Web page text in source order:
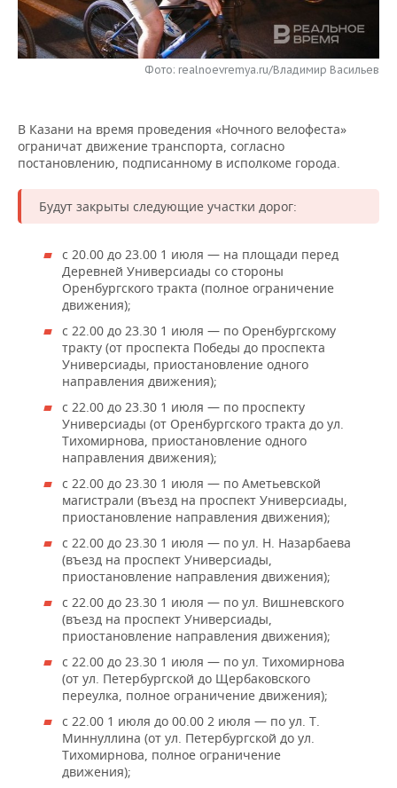
НЕФТЕХИМИЯ
НЕФТЬ
ЭНЕРГЕТИКА
РОЗНИЧНАЯ ТОРГОВЛЯ
НОВОСТИ ТЕХНОЛОГИЙ
ТЕЛЕКОММУНИКАЦИИ
МЕРОПРИЯТИЯ
НОВОСТИ МЕРОПРИЯТИЙ
БИЗНЕС-БРАНЧИ
ФУТБОЛ
ВОЛЕЙБОЛ
ФИГУРНОЕ КАТАНИЕ
ВОДНЫЕ ВИДЫ СПОРТА
ХОККЕЙ С МЯЧОМ
НОВОСТИ ОБЩЕСТВА
ИСТОРИЯ
МЕДИЦИНА
ОБРАЗОВАНИЕ
ПРОИСШЕСТВИЯ
ФОТОГАЛЕРЕЯ
СЮЖЕТЫ
СПИСОК ПЕРСОН
ПОЛНАЯ ВЕРСИЯ
Фото: realnoevremya.ru/Владимир Васильев
В Казани на время проведения «Ночного велофеста»
ограничат движение транспорта, согласно
постановлению, подписанному в исполкоме города.
Будут закрыты следующие участки дорог:
с 20.00 до 23.00 1 июля — на площади перед
Деревней Универсиады со стороны
Оренбургского тракта (полное ограничение
движения);
с 22.00 до 23.30 1 июля — по Оренбургскому
тракту (от проспекта Победы до проспекта
Универсиады, приостановление одного
направления движения);
с 22.00 до 23.30 1 июля — по проспекту
Универсиады (от Оренбургского тракта до ул.
Тихомирнова, приостановление одного
направления движения);
с 22.00 до 23.30 1 июля — по Аметьевской
магистрали (въезд на проспект Универсиады,
приостановление направления движения);
с 22.00 до 23.30 1 июля — по ул. Н. Назарбаева
(въезд на проспект Универсиады,
приостановление направления движения);
с 22.00 до 23.30 1 июля — по ул. Вишневского
(въезд на проспект Универсиады,
приостановление направления движения);
с 22.00 до 23.30 1 июля — по ул. Тихомирнова
(от ул. Петербургской до Щербаковского
переулка, полное ограничение движения);
с 22.00 1 июля до 00.00 2 июля — по ул. Т.
Миннуллина (от ул. Петербургской до ул.
Тихомирнова, полное ограничение
движения);